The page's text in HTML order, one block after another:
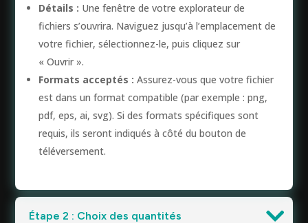
Détails : Une fenêtre de votre explorateur de
fichiers s’ouvrira. Naviguez jusqu’à l’emplacement de
votre fichier, sélectionnez-le, puis cliquez sur
« Ouvrir ».
Formats acceptés : Assurez-vous que votre fichier
est dans un format compatible (par exemple :png,
pdf, eps, ai, svg). Si des formats spécifiques sont
requis, ils seront indiqués à côté du bouton de
téléversement.
Étape 2 : Choix des quantités